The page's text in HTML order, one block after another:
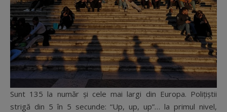
Sunt 135 la număr și cele mai largi din Europa. Polițiștii
strigă din 5 în 5 secunde: “Up, up, up”… la primul nivel,